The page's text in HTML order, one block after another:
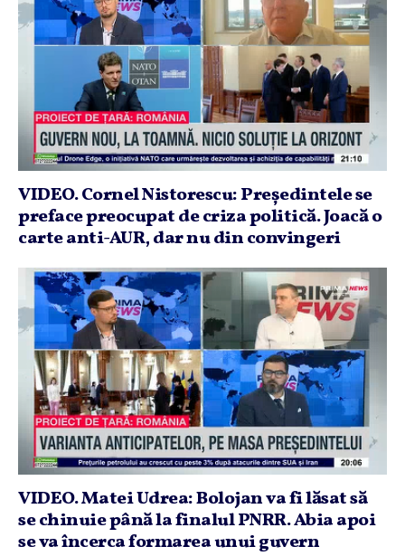
VIDEO. Cornel Nistorescu: Preşedintele se
preface preocupat de criza politică. Joacă o
carte anti-AUR, dar nu din convingeri
VIDEO. Matei Udrea: Bolojan va fi lăsat să
se chinuie până la finalul PNRR. Abia apoi
se va încerca formarea unui guvern